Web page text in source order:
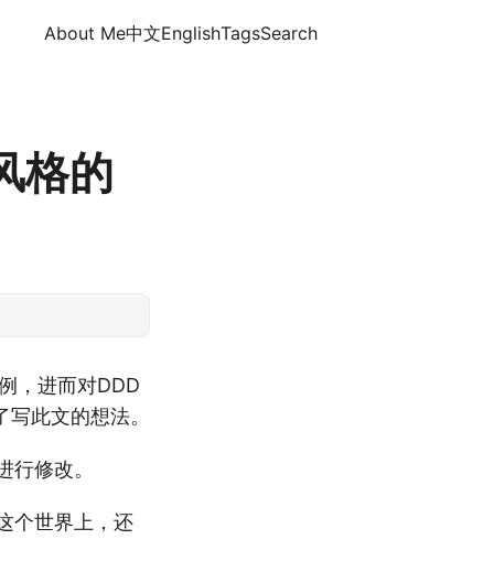
About Me中文EnglishTagsSearch
格的
，进而对DDD
此文的想法。
修改。
个世界上，还